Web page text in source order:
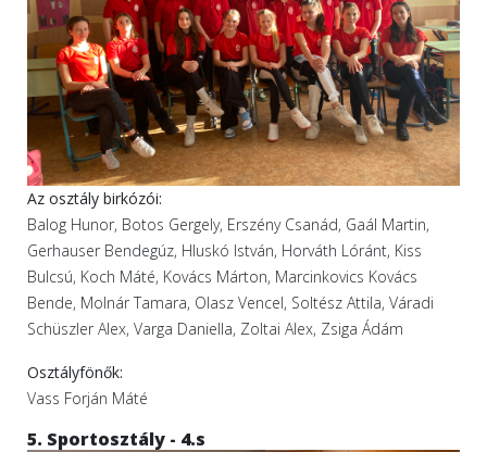
Az osztály birkózói:
Balog Hunor, Botos Gergely, Erszény Csanád, Gaál Martin,
Gerhauser Bendegúz, Hluskó István, Horváth Lóránt, Kiss
Bulcsú, Koch Máté, Kovács Márton, Marcinkovics Kovács
Bende, Molnár Tamara, Olasz Vencel, Soltész Attila, Váradi
Schüszler Alex, Varga Daniella, Zoltai Alex, Zsiga Ádám
Osztályfönők:
Vass Forján Máté
5. Sportosztály - 4.s